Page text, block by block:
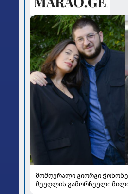
მომღერალი გიორგი
მეუღლის გამორჩეული